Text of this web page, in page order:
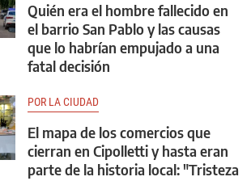
Quién era el hombre fallecido en
el barrio San Pablo y las causas
que lo habrían empujado a una
fatal decisión
POR LA CIUDAD
El mapa de los comercios que
cierran en Cipolletti y hasta eran
parte de la historia local: "Tristeza